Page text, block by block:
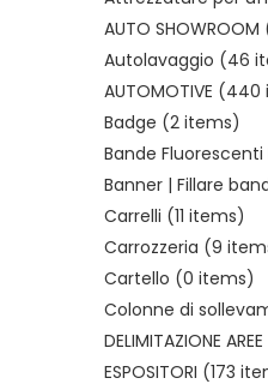
AUTO SHOWROOM
Autolavaggio (46
AUTOMOTIVE (440
Badge (2 items)
Bande Fluorescenti
Banner | Fillare
Carrelli (11 items)
Carrozzeria (9
Cartello (0 items)
Colonne di
DELIMITAZIONE AREE
ESPOSITORI (173